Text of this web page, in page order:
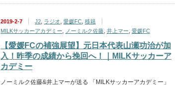
2019-2-7 J2 ラジオ 愛媛FC 移籍
MILKサッカーアカデミー
ノーミルク佐藤 井上マー 愛媛FC
【愛媛FCの補強展望】元日本代表山瀬功治が加
入！昨季の成績から挽回へ！｜MILKサッカーア
カデミー
ノーミルク佐藤&井上マーが送る 「MILKサッカーアカデミー」